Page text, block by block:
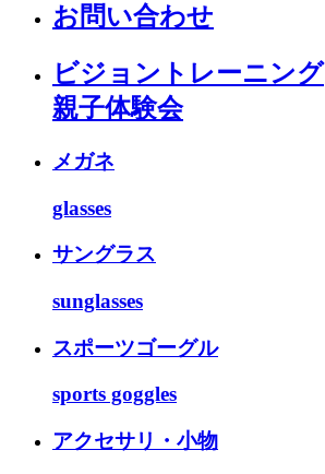
お問い合わせ
ビジョントレーニング
親子体験会
メガネ
glasses
サングラス
sunglasses
スポーツゴーグル
sports goggles
アクセサリ・小物